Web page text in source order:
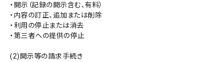
・開示（記録の開示含む、有料）
・内容の訂正、追加または削除
・利用の停止または消去
・第三者への提供の停止
(2)開示等の請求手続き